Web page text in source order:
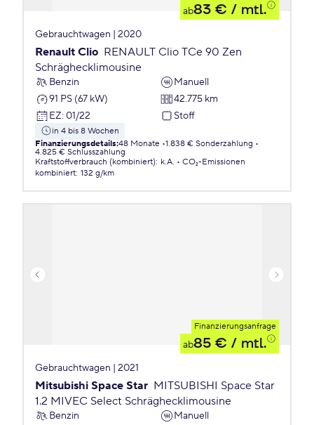
ab83 € / mtl.
Gebrauchtwagen | 2020
Renault Clio RENAULT Clio TCe 90 Zen
Schräghecklimousine
Benzin
Manuell
91 PS (67 kW)
42.775 km
EZ: 01/22 Stoff
in 4 bis 8 Wochen
Finanzierungsdetails:48 Monate 1.838 € Sonderzahlung
4.825 € Schlusszahlung
Kraftstoffverbrauch (kombiniert): k.A.
CO₂-Emissionen
kombiniert: 132 g/km
Finanzierungsanfrage
ab85 € / mtl.
Gebrauchtwagen | 2021
Mitsubishi Space Star MITSUBISHI Space Star
1.2 MIVEC Select Schräghecklimousine
Benzin
Manuell